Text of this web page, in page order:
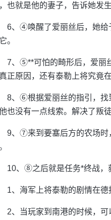
也就是他的妻子，告诉她发
6、④唤醒了爱丽丝后，她给
。
7、⑤**可怕的畸形后，爱丽
正原因，还有泰勒上将究竟在
8、⑥根据爱丽丝的指引，找
也没有一点线索。解决了叛
9、⑦来到要塞后方的农场时
10、⑧之后就是任务*终战，
1、海军上将泰勒的剧情在德
2、当玩家到南港的时候，